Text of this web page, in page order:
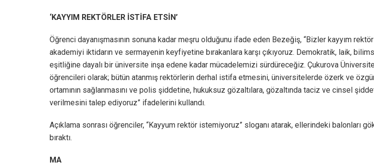
‘KAYYIM REKTÖRLER İSTİFA ETSİN’
Öğrenci dayanışmasının sonuna kadar meşru olduğunu ifade eden Bezeğiş, “Bizler kayyım rektör
akademiyi iktidarın ve sermayenin keyfiyetine bırakanlara karşı çıkıyoruz. Demokratik, laik,
eşitliğine dayalı bir üniversite inşa edene kadar mücadelemizi sürdüreceğiz. Çukurova
öğrencileri olarak; bütün atanmış rektörlerin derhal istifa etmesini, üniversitelerde özerk ve
ortamının sağlanmasını ve polis şiddetine, hukuksuz gözaltılara, gözaltında taciz ve cinsel
verilmesini talep ediyoruz” ifadelerini kullandı.
Açıklama sonrası öğrenciler, “Kayyum rektör istemiyoruz” sloganı atarak, ellerindeki balonları
bıraktı.
MA